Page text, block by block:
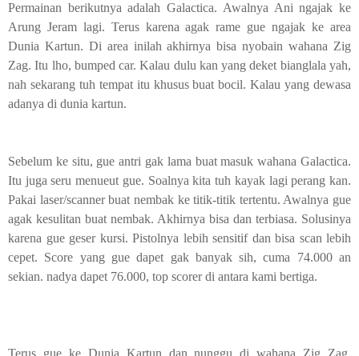
Permainan berikutnya adalah Galactica. Awalnya Ani ngajak ke
Arung Jeram lagi. Terus karena agak rame gue ngajak ke area
Dunia Kartun. Di area inilah akhirnya bisa nyobain wahana Zig
Zag. Itu lho, bumped car. Kalau dulu kan yang deket bianglala yah,
nah sekarang tuh tempat itu khusus buat bocil. Kalau yang dewasa
adanya di dunia kartun.
Sebelum ke situ, gue antri gak lama buat masuk wahana Galactica.
Itu juga seru menueut gue. Soalnya kita tuh kayak lagi perang kan.
Pakai laser/scanner buat nembak ke titik-titik tertentu. Awalnya gue
agak kesulitan buat nembak. Akhirnya bisa dan terbiasa. Solusinya
karena gue geser kursi. Pistolnya lebih sensitif dan bisa scan lebih
cepet. Score yang gue dapet gak banyak sih, cuma 74.000 an
sekian. nadya dapet 76.000, top scorer di antara kami bertiga.
Terus gue ke Dunia Kartun dan nunggu di wahana Zig Zag.